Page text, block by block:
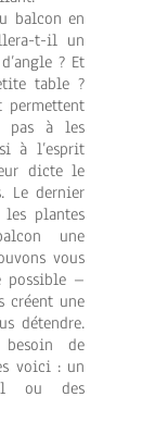
balcon en
t-il un
? Et
table ?
permettent
pas à les
à l’esprit
dicte le
Le dernier
plantes
une
vous
possible –
créent une
détendre.
de
voici : un
ou des